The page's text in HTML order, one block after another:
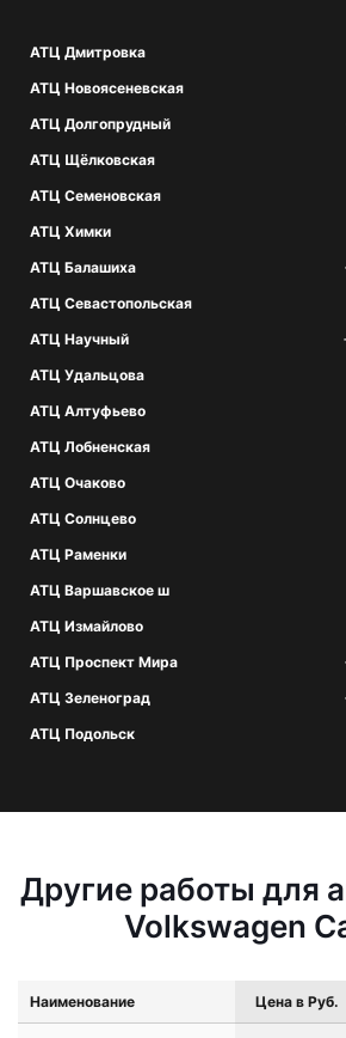
АТЦ Дмитровка
АТЦ Новоясеневская
АТЦ Долгопрудный
АТЦ Щёлковская
АТЦ Семеновская
АТЦ Химки
АТЦ Балашиха
АТЦ Севастопольская
АТЦ Научный
АТЦ Удальцова
АТЦ Алтуфьево
АТЦ Лобненская
АТЦ Очаково
АТЦ Солнцево
АТЦ Раменки
АТЦ Варшавское ш
АТЦ Измайлово
АТЦ Проспект Мира
АТЦ Зеленоград
АТЦ Подольск
Другие работы для
Volkswagen
Наименование Цена в Руб.